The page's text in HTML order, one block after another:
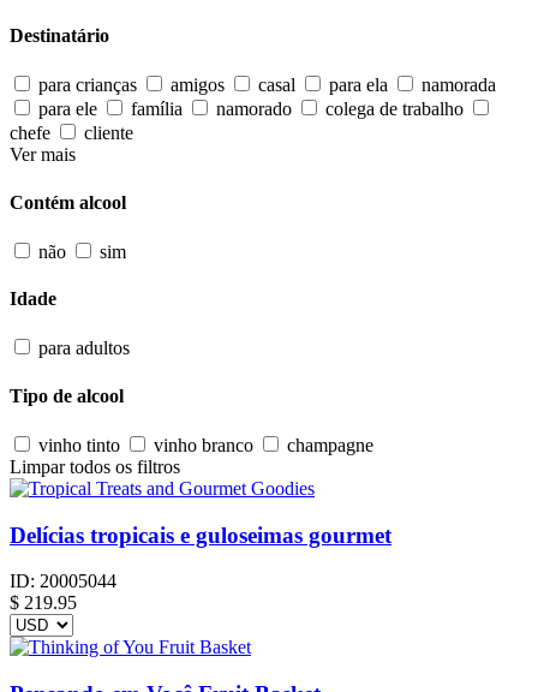
Destinatário
para crianças amigos casal para ela
namorada
para ele
família namorado
colega de trabalho
chefe
cliente
Ver mais
Contém alcool
não sim
Idade
para adultos
Tipo de alcool
vinho tinto vinho branco
champagne
Limpar todos os filtros
Delícias tropicais e guloseimas gourmet
ID: 20005044
$ 219.95